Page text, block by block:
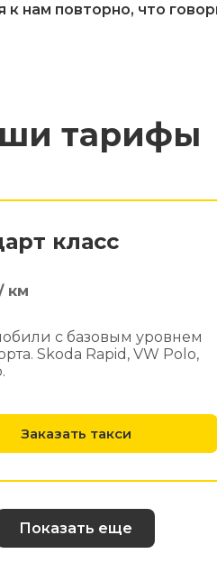
нам повторно, что
тарифы
класс
км
с базовым уровнем
Skoda Rapid, VW Polo,
Заказать такси
Показать еще